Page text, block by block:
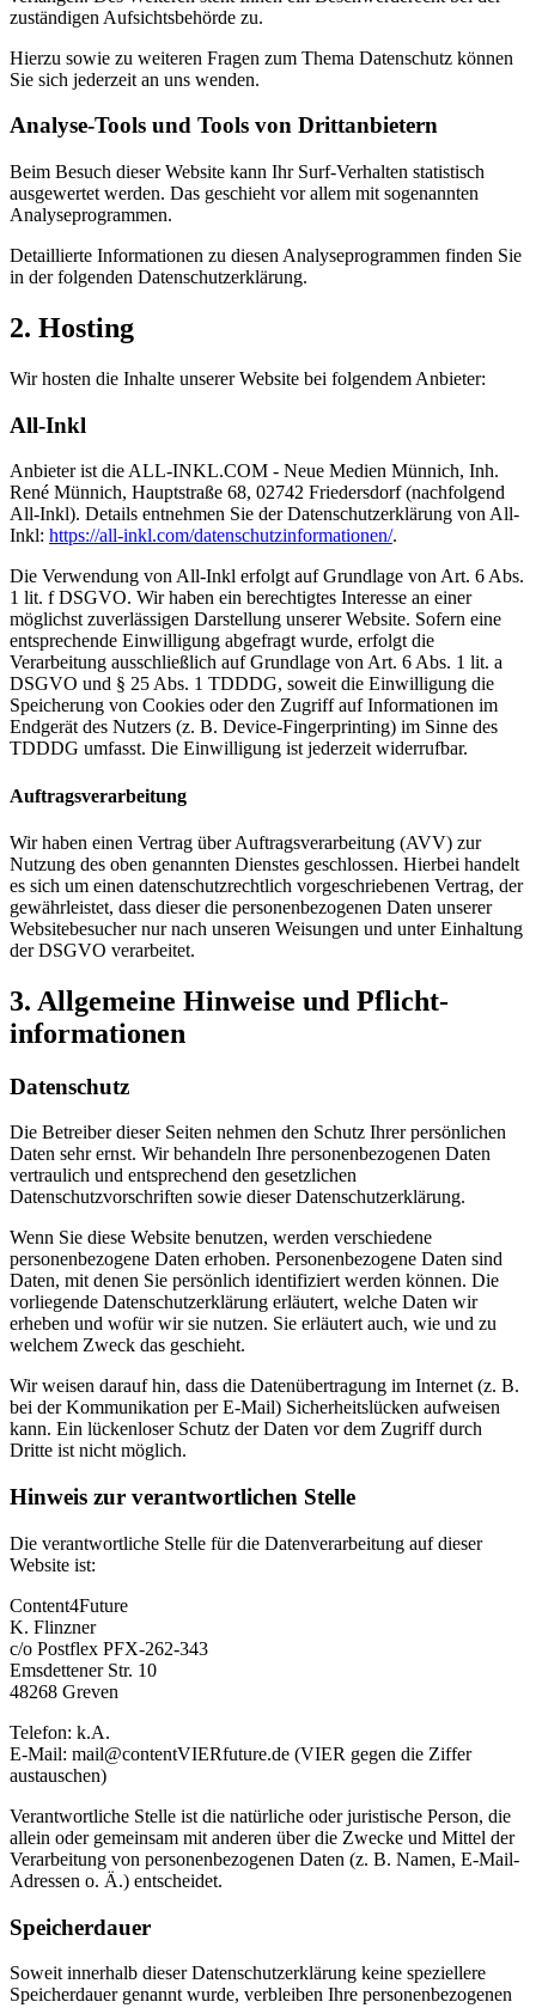
zuständigen Aufsichtsbehörde zu.
Hierzu sowie zu weiteren Fragen zum Thema Datenschutz können
Sie sich jederzeit an uns wenden.
Analyse-Tools und Tools von Dritt­anbietern
Beim Besuch dieser Website kann Ihr Surf-Verhalten statistisch
ausgewertet werden. Das geschieht vor allem mit sogenannten
Analyseprogrammen.
Detaillierte Informationen zu diesen Analyseprogrammen finden Sie
in der folgenden Datenschutzerklärung.
2. Hosting
Wir hosten die Inhalte unserer Website bei folgendem Anbieter:
All-Inkl
Anbieter ist die ALL-INKL.COM - Neue Medien Münnich, Inh.
René Münnich, Hauptstraße 68, 02742 Friedersdorf (nachfolgend
All-Inkl). Details entnehmen Sie der Datenschutzerklärung von All-
Inkl: https://all-inkl.com/datenschutzinformationen/.
Die Verwendung von All-Inkl erfolgt auf Grundlage von Art. 6 Abs.
1 lit. f DSGVO. Wir haben ein berechtigtes Interesse an einer
möglichst zuverlässigen Darstellung unserer Website. Sofern eine
entsprechende Einwilligung abgefragt wurde, erfolgt die
Verarbeitung ausschließlich auf Grundlage von Art. 6 Abs. 1 lit. a
DSGVO und § 25 Abs. 1 TDDDG, soweit die Einwilligung die
Speicherung von Cookies oder den Zugriff auf Informationen im
Endgerät des Nutzers (z. B. Device-Fingerprinting) im Sinne des
TDDDG umfasst. Die Einwilligung ist jederzeit widerrufbar.
Auftragsverarbeitung
Wir haben einen Vertrag über Auftragsverarbeitung (AVV) zur
Nutzung des oben genannten Dienstes geschlossen. Hierbei handelt
es sich um einen datenschutzrechtlich vorgeschriebenen Vertrag, der
gewährleistet, dass dieser die personenbezogenen Daten unserer
Websitebesucher nur nach unseren Weisungen und unter Einhaltung
der DSGVO verarbeitet.
3. Allgemeine Hinweise und Pflicht­
informationen
Datenschutz
Die Betreiber dieser Seiten nehmen den Schutz Ihrer persönlichen
Daten sehr ernst. Wir behandeln Ihre personenbezogenen Daten
vertraulich und entsprechend den gesetzlichen
Datenschutzvorschriften sowie dieser Datenschutzerklärung.
Wenn Sie diese Website benutzen, werden verschiedene
personenbezogene Daten erhoben. Personenbezogene Daten sind
Daten, mit denen Sie persönlich identifiziert werden können. Die
vorliegende Datenschutzerklärung erläutert, welche Daten wir
erheben und wofür wir sie nutzen. Sie erläutert auch, wie und zu
welchem Zweck das geschieht.
Wir weisen darauf hin, dass die Datenübertragung im Internet (z. B.
bei der Kommunikation per E-Mail) Sicherheitslücken aufweisen
kann. Ein lückenloser Schutz der Daten vor dem Zugriff durch
Dritte ist nicht möglich.
Hinweis zur verantwortlichen Stelle
Die verantwortliche Stelle für die Datenverarbeitung auf dieser
Website ist:
Content4Future
K. Flinzner
c/o Postflex PFX-262-343
Emsdettener Str. 10
48268 Greven
Telefon: k.A.
E-Mail: mail@contentVIERfuture.de (VIER gegen die Ziffer
austauschen)
Verantwortliche Stelle ist die natürliche oder juristische Person, die
allein oder gemeinsam mit anderen über die Zwecke und Mittel der
Verarbeitung von personenbezogenen Daten (z. B. Namen, E-Mail-
Adressen o. Ä.) entscheidet.
Speicherdauer
Soweit innerhalb dieser Datenschutzerklärung keine speziellere
Speicherdauer genannt wurde, verbleiben Ihre personenbezogenen